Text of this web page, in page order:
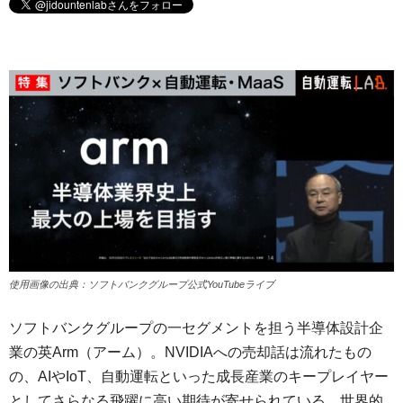
使用画像の出典：ソフトバンクグループ公式YouTubeライブ
ソフトバンクグループの一セグメントを担う半導体設計企
業の英Arm（アーム）。NVIDIAへの売却話は流れたもの
の、AIやIoT、自動運転といった成長産業のキープレイヤー